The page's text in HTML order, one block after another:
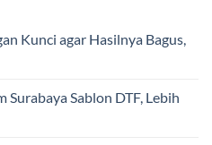
Kunci agar Hasilnya Bagus,
Surabaya Sablon DTF, Lebih